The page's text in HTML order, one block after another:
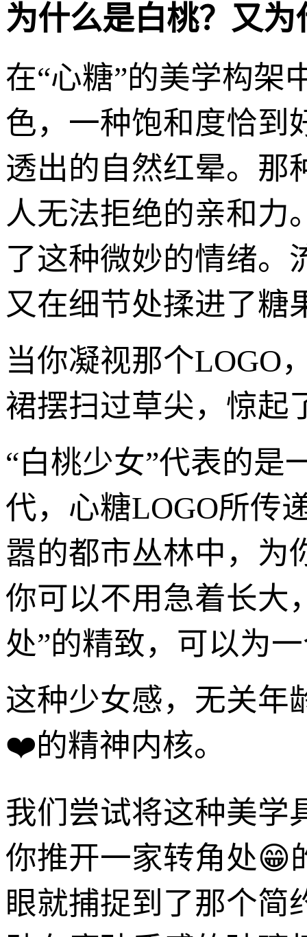
为什么是白桃？又
在“心糖”的美学构架
色，一种饱和度恰到
透出的自然红晕。那
人无法拒绝的亲和力
了这种微妙的情绪。
又在细节处揉进了糖
当你凝视那个LOGO
裙摆扫过草尖，惊起
“白桃少女”代表的是
代，心糖LOGO所传
嚣的都市丛林中，为
你可以不用急着长大
处”的精致，可以为
这种少女感，无关年
❤️的精神内核。
我们尝试将这种美学
你推开一家转角处😁
眼就捕捉到了那个简